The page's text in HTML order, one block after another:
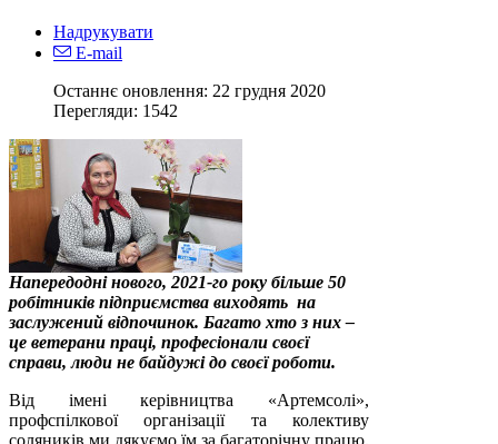
Надрукувати
E-mail
Останнє оновлення: 22 грудня 2020
Перегляди: 1542
Напередодні нового, 2021-го року більше 50
робітників підприємства виходять на
заслужений відпочинок. Багато хто з них –
це ветерани праці, професіонали своєї
справи, люди не байдужі до своєї роботи.
Від імені керівництва «Артемсолі»,
профспілкової організації та колективу
соляників ми дякуємо їм за багаторічну працю,